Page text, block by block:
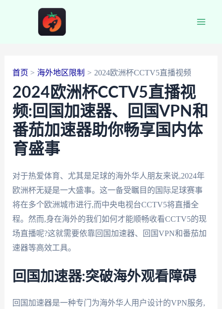
首页 海外地区限制 2024欧洲杯CCTV5直播视频
2024欧洲杯CCTV5直播视
频:回国加速器、回国VPN和
番茄加速器助你畅享国内体
育盛事
对于热爱体育、尤其是足球的海外华人朋友来说,2024年
欧洲杯无疑是一大盛事。这一备受瞩目的国际足球赛事
将在多个欧洲城市进行,而中央电视台CCTV5将直播全
程。然而,身在海外的我们如何才能顺畅收看CCTV5的现
场直播呢?这就需要依靠回国加速器、回国VPN和番茄加
速器等高效工具。
回国加速器:突破海外观看障碍
回国加速器是一种专门为海外华人用户设计的VPN服务,